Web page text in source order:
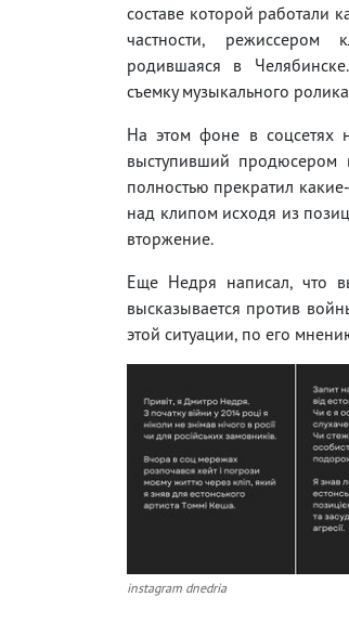
составе которой работали
частности,
родившаяся в
съемку музыкального
На этом фоне в соцсетях
выступивший продюсером
полностью прекратил
над клипом исходя из
вторжение.
Еще Недря написал, что
высказывается против
этой ситуации, по его
instagram dnedria